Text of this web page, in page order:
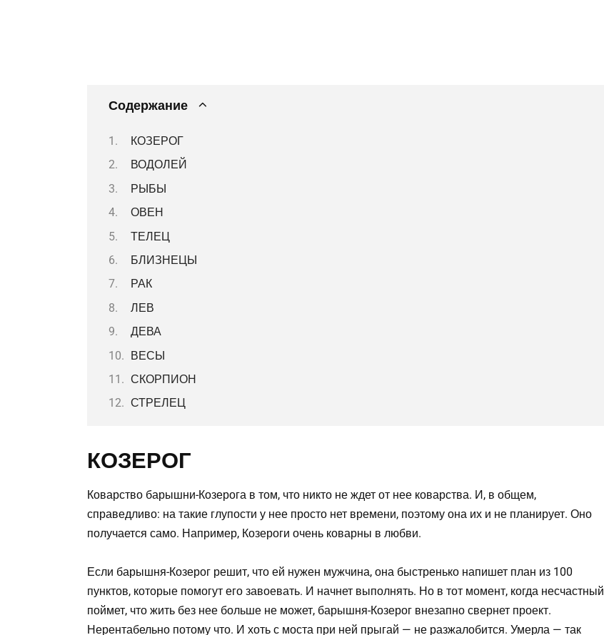
Содержание
КОЗЕРОГ
ВОДОЛЕЙ
РЫБЫ
ОВЕН
ТЕЛЕЦ
БЛИЗНЕЦЫ
РАК
ЛЕВ
ДЕВА
ВЕСЫ
СКОРПИОН
СТРЕЛЕЦ
КОЗЕРОГ
Коварство барышни-Козерога в том, что никто не ждет от нее коварства. И, в общем,
справедливо: на такие глупости у нее просто нет времени, поэтому она их и не планирует. Оно
получается само. Например, Козероги очень коварны в любви.
Если барышня-Козерог решит, что ей нужен мужчина, она быстренько напишет план из 100
пунктов, которые помогут его завоевать. И начнет выполнять. Но в тот момент, когда несчастный
поймет, что жить без нее больше не может, барышня-Козерог внезапно свернет проект.
Нерентабельно потому что. И хоть с моста при ней прыгай — не разжалобится. Умерла — так